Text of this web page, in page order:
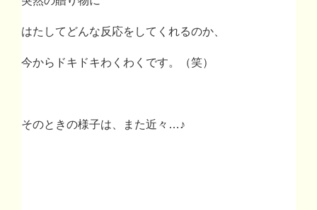
はたしてどんな反応をしてくれるのか、
今からドキドキわくわくです。（笑）
そのときの様子は、また近々 …♪